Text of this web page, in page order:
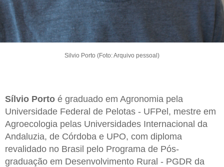
Silvio Porto (Foto: Arquivo pessoal)
Sílvio Porto é graduado em Agronomia pela
Universidade Federal de Pelotas - UFPel, mestre em
Agroecologia pelas Universidades Internacional da
Andaluzia, de Córdoba e UPO, com diploma
revalidado no Brasil pelo Programa de Pós-
graduação em Desenvolvimento Rural - PGDR da